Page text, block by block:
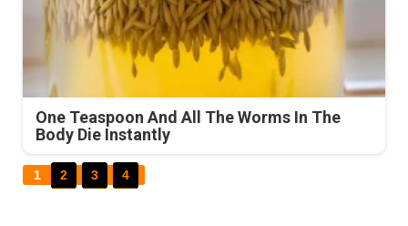
One Teaspoon And All The Worms In The
Body Die Instantly
1 2 3 4